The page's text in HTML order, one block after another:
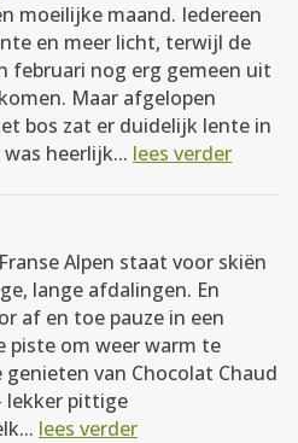
moeilijke maand. Iedereen
en meer licht, terwijl de
februari nog erg gemeen uit
Maar afgelopen
bos zat er duidelijk lente in
heerlijk... lees verder
Alpen staat voor skiën
lange afdalingen. En
af en toe pauze in een
piste om weer warm te
van Chocolat Chaud
lekker pittige
lees verder